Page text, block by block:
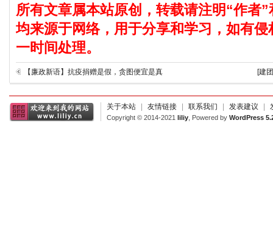
所有文章属本站原创，转载请注明“作者
均来源于网络，用于分享和学习，如有
一时间处理。
【廉政新语】抗疫捐赠是假，贪图便宜是真 [建
关于本站 友情链接 联系我们 发表建议
Copyright © 2014-2021 liliy , Powered by WordPress